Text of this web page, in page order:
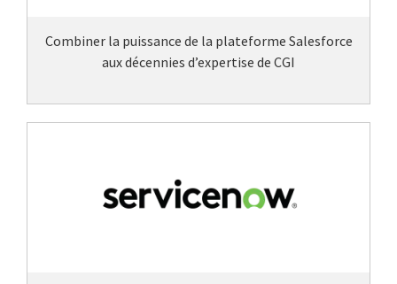
Combiner la puissance de la plateforme Salesforce
aux décennies d’expertise de CGI